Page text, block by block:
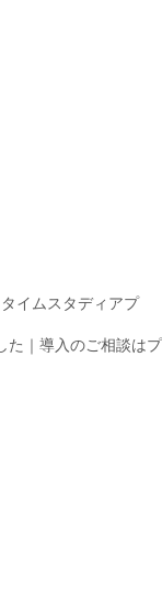
イムスタディアプ
た｜導入のご相談はプ